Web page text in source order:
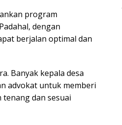
program
dengan
berjalan optimal dan
Banyak kepala desa
advokat untuk memberi
dan sesuai